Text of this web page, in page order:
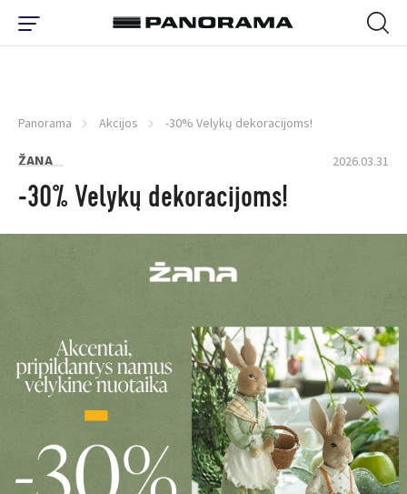
Panorama Akcijos -30% Velykų dekoracijoms!
ŽANA 2026.03.31
-30% Velykų dekoracijoms!